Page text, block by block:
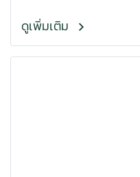
ดูเพิ่มเติม